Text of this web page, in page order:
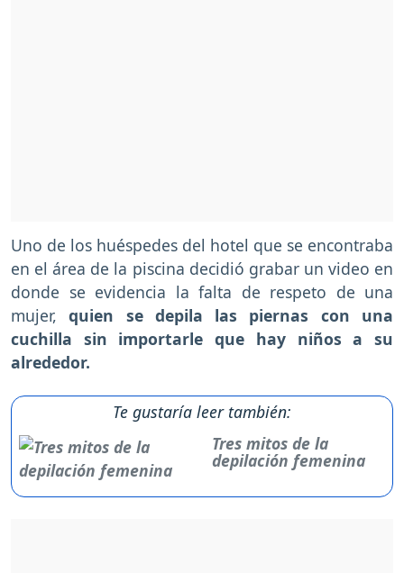
Uno de los huéspedes del hotel que se encontraba
en el área de la piscina decidió grabar un video en
donde se evidencia la falta de respeto de una
mujer, quien se depila las piernas con una
cuchilla sin importarle que hay niños a su
alrededor.
Te gustaría leer también:
Tres mitos de la
depilación femenina